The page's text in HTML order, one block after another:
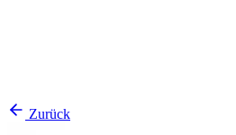
Zurück